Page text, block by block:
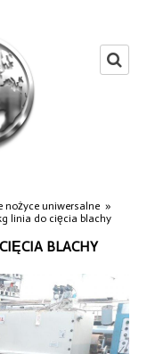
nożyce uniwersalne »
linia do cięcia blachy
BLACHY